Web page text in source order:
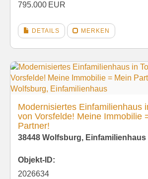
795.000 EUR
DETAILS MERKEN
Modernisiertes Einfamilienhaus
von Vorsfelde! Meine Immobilie
Partner!
38448 Wolfsburg, Einfamilienhaus
Objekt-ID:
2026634